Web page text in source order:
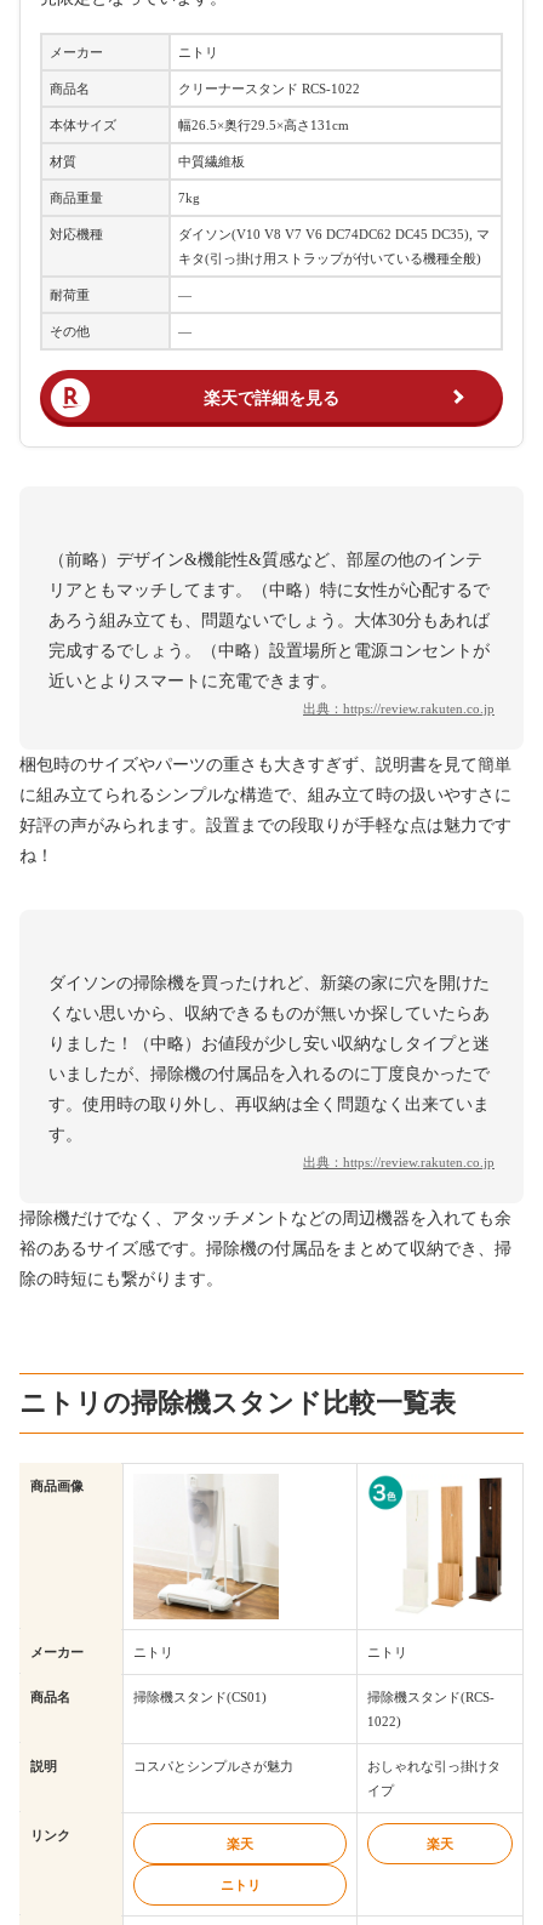
メーカー ニトリ
商品名 クリーナースタンド RCS-1022
本体サイズ 幅26.5×奥行29.5×高さ131cm
材質 中質繊維板
商品重量 7kg
対応機種
ダイソン(V10 V8 V7 V6 DC74DC62 DC45 DC35), マ
キタ(引っ掛け用ストラップが付いている機種全般)
耐荷重 ―
その他 ―
楽天で詳細を見る
（前略）デザイン&機能性&質感など、部屋の他のインテ
リアともマッチしてます。（中略）特に女性が心配するで
あろう組み立ても、問題ないでしょう。大体30分もあれば
完成するでしょう。（中略）設置場所と電源コンセントが
近いとよりスマートに充電できます。
出典： https://review.rakuten.co.jp
梱包時のサイズやパーツの重さも大きすぎず、説明書を見て簡単
に組み立てられるシンプルな構造で、組み立て時の扱いやすさに
好評の声がみられます。設置までの段取りが手軽な点は魅力です
ね！
ダイソンの掃除機を買ったけれど、新築の家に穴を開けた
くない思いから、収納できるものが無いか探していたらあ
りました！（中略）お値段が少し安い収納なしタイプと迷
いましたが、掃除機の付属品を入れるのに丁度良かったで
す。使用時の取り外し、再収納は全く問題なく出来ていま
す。
出典： https://review.rakuten.co.jp
掃除機だけでなく、アタッチメントなどの周辺機器を入れても余
裕のあるサイズ感です。掃除機の付属品をまとめて収納でき、掃
除の時短にも繋がります。
ニトリの掃除機スタンド比較一覧表
商品画像
メーカー ニトリ ニトリ
商品名 掃除機スタンド(CS01)
掃除機スタンド(RCS-
1022)
説明 コスパとシンプルさが魅力
おしゃれな引っ掛けタ
イプ
リンク
楽天
ニトリ
楽天